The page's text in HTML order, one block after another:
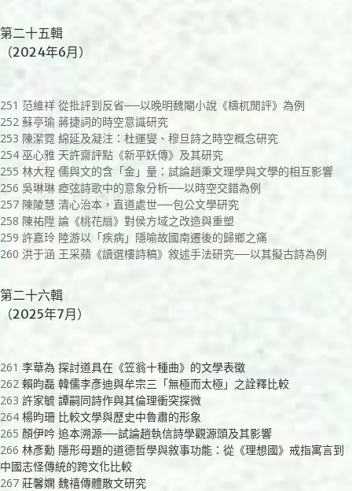
第二十五輯
（2024年6月）
251 范維祥 從批評到反省──以晚明魏閹小說《檮杌閒評》為例
252 蘇亭瑜 蔣捷詞的時空意識研究
253 陳潔霓 綿延及凝注：杜運燮、穆旦詩之時空概念研究
254 巫心雅 天許齋評點《新平妖傳》及其研究
255 林大程 儒與文的含「金」量：試論趙秉文理學與文學的相互影響
256 吳琳琳 瘂弦詩歌中的意象分析──以時空交錯為例
257 陳陵慧 清心治本，直道處世──包公文學研究
258 陳祐陞 論《桃花扇》對侯方域之改造與重塑
259 許嘉玲 陸游以「疾病」隱喻故國南遷後的歸鄉之痛
260 洪于涵 王采蘋《讀選樓詩稿》敘述手法研究──以其擬古詩為例
第二十六輯
（2025年7月）
261 李華為 探討道具在《笠翁十種曲》的文學表徵
262 賴昀磊 韓儒李彥迪與牟宗三「無極而太極」之詮釋比較
263 許家毓 譚嗣同詩作與其倫理衝突探微
264 楊昀珊 比較文學與歷史中魯肅的形象
265 顏伊吟 追本溯源──試論趙執信詩學觀源頭及其影響
266 林彥勳 隱形母題的道德哲學與敘事功能：從《理想國》戒指寓言到
中國志怪傳統的跨文化比較
267 莊馨嫻 魏禧傳體散文研究